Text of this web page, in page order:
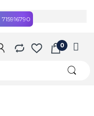
715916790